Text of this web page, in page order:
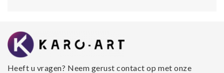
Heeft u vragen? Neem gerust contact op met onze